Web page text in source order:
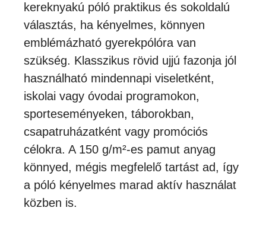
kereknyakú póló praktikus és sokoldalú
választás, ha kényelmes, könnyen
emblémázható gyerekpólóra van
szükség. Klasszikus rövid ujjú fazonja jól
használható mindennapi viseletként,
iskolai vagy óvodai programokon,
sporteseményeken, táborokban,
csapatruházatként vagy promóciós
célokra. A 150 g/m²-es pamut anyag
könnyed, mégis megfelelő tartást ad, így
a póló kényelmes marad aktív használat
közben is.